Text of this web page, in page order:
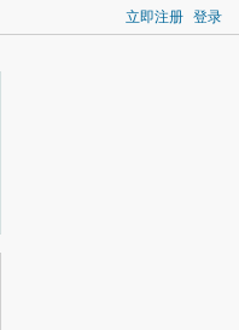
立即注册 登录